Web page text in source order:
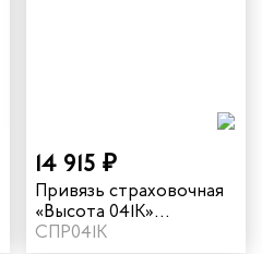
14 915 ₽
Привязь страховочная
«Высота 041К»
огнеупорная vst 041K
СПР041К